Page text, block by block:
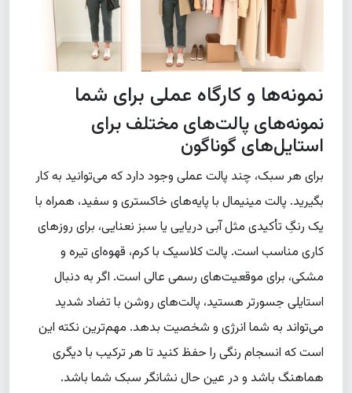
نمونه‌ها و کارگاه عملی برای شما
نمونه‌های پالت‌های مختلف برای
استایل‌های گوناگون
برای هر سبک، چند پالت عملی وجود دارد که می‌توانید به کار
بگیرید. پالت مینیمال با پایه‌های خاکستری و سفید، همراه با
یک رنگِ تأکیدی مثل آبی دریایی یا سبز نعنایی، برای روزهای
کاری مناسب است. پالت کلاسیک با کرم، قهوه‌ای تیره و
مشکی، برای موقعیت‌های رسمی عالی است. اگر به دنبال
استایلی جسورتر هستید، پالت‌های روشن با تضاد شدید
می‌تواند به شما انرژی و شخصیت بدهد. مهم‌ترین نکته این
است که انسجام رنگی را حفظ کنید تا هر ترکیب با دیگری
هماهنگ باشد و در عین حال نشانگر سبک شما باشد.